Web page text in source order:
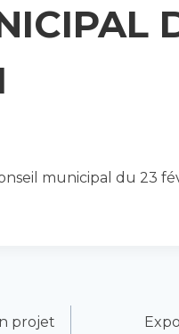
municipal du 23
projet